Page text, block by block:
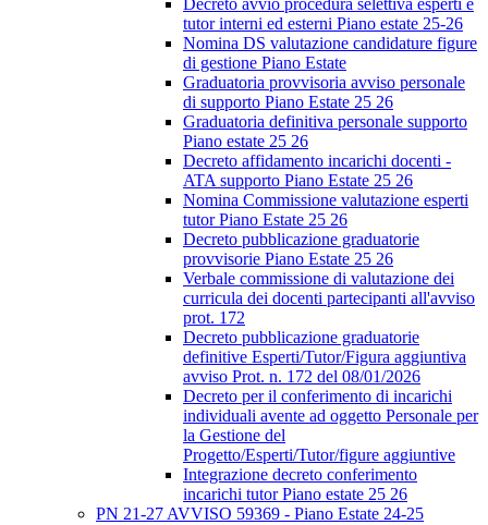
Decreto avvio procedura selettiva esperti e
tutor interni ed esterni Piano estate 25-26
Nomina DS valutazione candidature figure
di gestione Piano Estate
Graduatoria provvisoria avviso personale
di supporto Piano Estate 25 26
Graduatoria definitiva personale supporto
Piano estate 25 26
Decreto affidamento incarichi docenti -
ATA supporto Piano Estate 25 26
Nomina Commissione valutazione esperti
tutor Piano Estate 25 26
Decreto pubblicazione graduatorie
provvisorie Piano Estate 25 26
Verbale commissione di valutazione dei
curricula dei docenti partecipanti all'avviso
prot. 172
Decreto pubblicazione graduatorie
definitive Esperti/Tutor/Figura aggiuntiva
avviso Prot. n. 172 del 08/01/2026
Decreto per il conferimento di incarichi
individuali avente ad oggetto Personale per
la Gestione del
Progetto/Esperti/Tutor/figure aggiuntive
Integrazione decreto conferimento
incarichi tutor Piano estate 25 26
PN 21-27 AVVISO 59369 - Piano Estate 24-25